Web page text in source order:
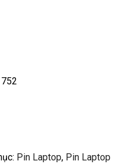
Pin Laptop, Pin Laptop